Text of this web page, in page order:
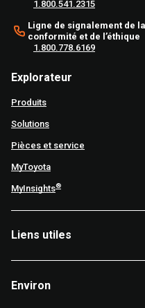
1.800.541.2315
Ligne de signalement de la
conformité et de l’éthique
1.800.778.6169
Explorateur
Produits
Solutions
Pièces et service
MyToyota
MyInsights®
Liens utiles
Environ